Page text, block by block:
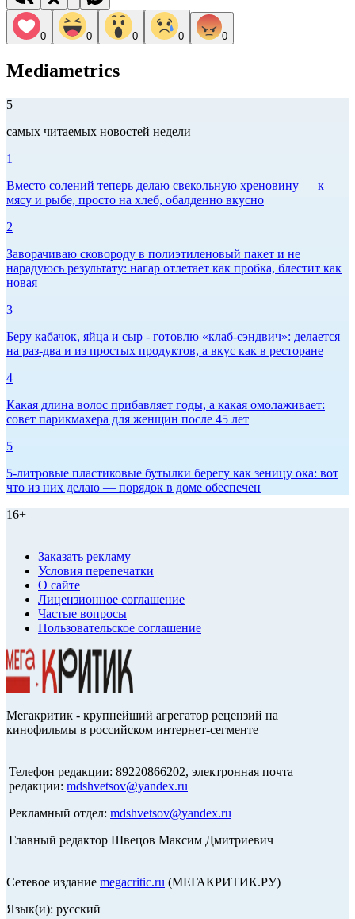
0 0 0 0 0
Mediametrics
5
самых читаемых новостей недели
1
Вместо солений теперь делаю свекольную хреновину — к
мясу и рыбе, просто на хлеб, обалденно вкусно
2
Заворачиваю сковороду в полиэтиленовый пакет и не
нарадуюсь результату: нагар отлетает как пробка, блестит как
новая
3
Беру кабачок, яйца и сыр - готовлю «клаб-сэндвич»: делается
на раз-два и из простых продуктов, а вкус как в ресторане
4
Какая длина волос прибавляет годы, а какая омолаживает:
совет парикмахера для женщин после 45 лет
5
5-литровые пластиковые бутылки берегу как зеницу ока: вот
что из них делаю — порядок в доме обеспечен
16+
Заказать рекламу
Условия перепечатки
О сайте
Лицензионное соглашение
Частые вопросы
Пользовательское соглашение
Мегакритик - крупнейший агрегатор рецензий на
кинофильмы в российском интернет-сегменте
Телефон редакции: 89220866202, электронная почта
редакции: mdshvetsov@yandex.ru
Рекламный отдел: mdshvetsov@yandex.ru
Главный редактор Швецов Максим Дмитриевич
Сетевое издание megacritic.ru (МЕГАКРИТИК.РУ)
Язык(и): русский